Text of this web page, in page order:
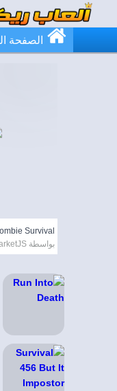
الصفحة
Survival
بواسطة MarketJS